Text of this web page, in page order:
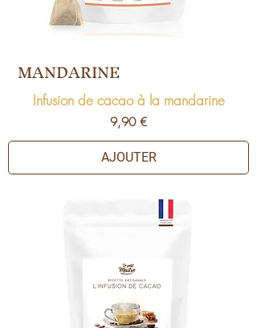
MANDARINE
Infusion de cacao à la mandarine
Prix
9,90 €
AJOUTER